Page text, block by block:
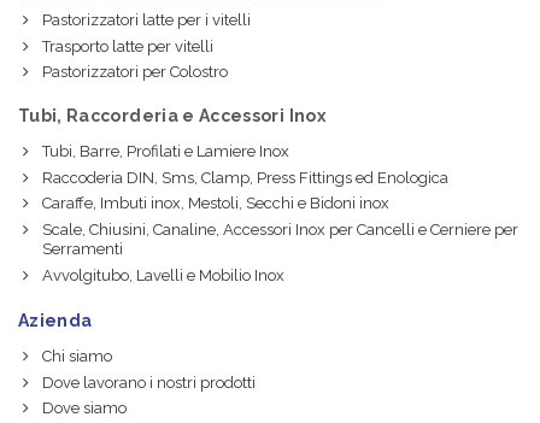
Pastorizzatori latte per i vitelli
Trasporto latte per vitelli
Pastorizzatori per Colostro
Tubi, Raccorderia e Accessori Inox
Tubi, Barre, Profilati e Lamiere Inox
Raccoderia DIN, Sms, Clamp, Press Fittings ed Enologica
Caraffe, Imbuti inox, Mestoli, Secchi e Bidoni inox
Scale, Chiusini, Canaline, Accessori Inox per Cancelli e Cerniere per
Serramenti
Avvolgitubo, Lavelli e Mobilio Inox
Azienda
Chi siamo
Dove lavorano i nostri prodotti
Dove siamo